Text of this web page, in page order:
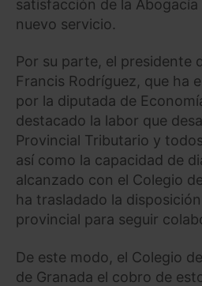
satisfacción de la
nuevo servicio.
Por su parte, el presidente
Francis Rodríguez, que ha
por la diputada de
destacado la labor que
Provincial Tributario y
así como la capacidad de
alcanzado con el Colegio
ha trasladado la
provincial para seguir
De este modo, el Colegio
de Granada el cobro de